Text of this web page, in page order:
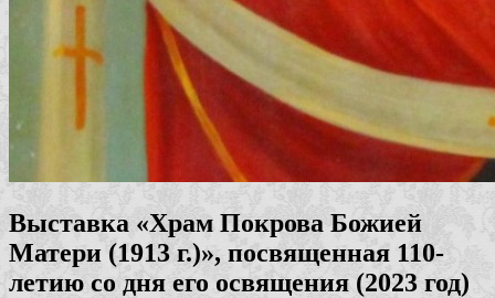
Выставка «Храм Покрова Божией
Матери (1913 г.)», посвященная 110-
летию со дня его освящения (2023 год)